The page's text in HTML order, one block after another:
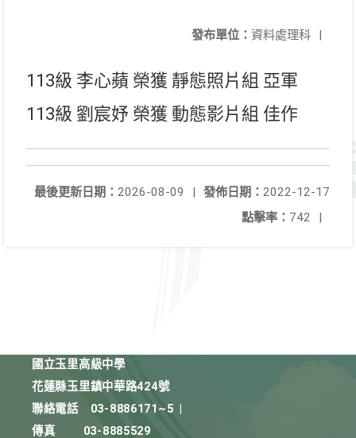
發布單位： 資料處理科 |
113級 李心蘋 榮獲 靜態照片組 亞軍
113級 劉宸妤 榮獲 動態影片組 佳作
發佈日期： 2022-12-17
最後更新日期： 2026-08-09
|
點擊率： 742 |
國立玉里高級中學
花蓮縣玉里鎮中華路424號
聯絡電話
03-8886171~5
傳真
03-8885529